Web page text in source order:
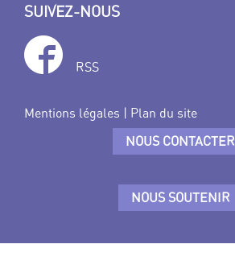
SUIVEZ-NOUS
RSS
Mentions légales | Plan du site
NOUS CONTACTER
NOUS SOUTENIR